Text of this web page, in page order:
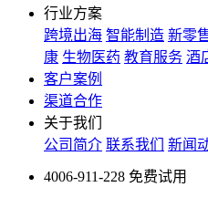
行业方案
跨境出海 智能制造 新零
康 生物医药 教育服务 酒
客户案例
渠道合作
关于我们
公司简介 联系我们 新闻
4006-911-228 免费试用